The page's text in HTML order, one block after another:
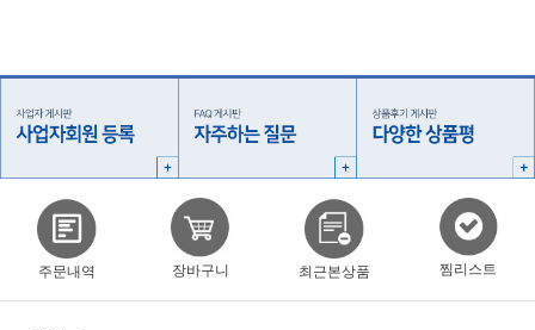
주문내역 장바구니 최근본상품 찜리스트